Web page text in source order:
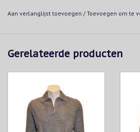
Geen droogkast
Aan verlanglijst toevoegen /Toevoegen om te
Gerelateerde producten